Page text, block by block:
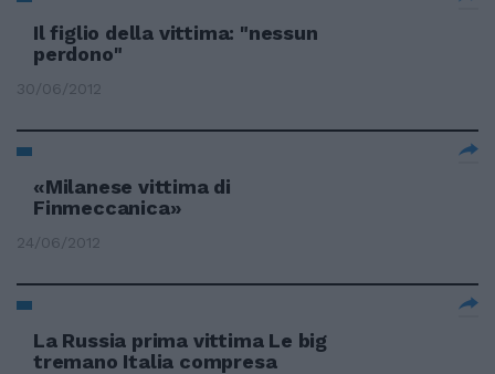
Il figlio della vittima: "nessun
perdono"
30/06/2012
«Milanese vittima di
Finmeccanica»
24/06/2012
La Russia prima vittima Le big
tremano Italia compresa